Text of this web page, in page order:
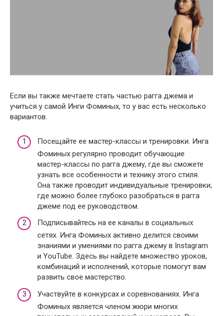
Если вы также мечтаете стать частью рагга джема и
учиться у самой Инги Фоминых, то у вас есть несколько
вариантов.
Посещайте ее мастер-классы и тренировки. Инга
Фоминых регулярно проводит обучающие
мастер-классы по рагга джему, где вы сможете
узнать все особенности и технику этого стиля.
Она также проводит индивидуальные тренировки,
где можно более глубоко разобраться в рагга
джеме под ее руководством.
Подписывайтесь на ее каналы в социальных
сетях. Инга Фоминых активно делится своими
знаниями и умениями по рагга джему в Instagram
и YouTube. Здесь вы найдете множество уроков,
комбинаций и исполнений, которые помогут вам
развить свое мастерство.
Участвуйте в конкурсах и соревнованиях. Инга
Фоминых является членом жюри многих